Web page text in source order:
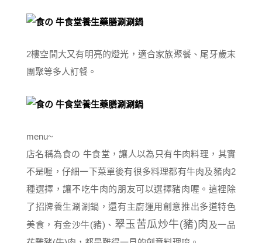
2樓空間大又有明亮的燈光，適合家族聚餐、尾牙歲末
團聚等多人訂餐。
menu~
店名稱為食の 牛食堂，讓人以為只有牛肉料理，其實
不是喔，仔細一下菜單後有很多料理都有牛肉及豬肉2
種選擇，讓不吃牛肉的朋友可以選擇豬肉喔。這裡除
了招牌養生涮涮鍋，還有主廚運用創意推出多道特色
美食，有金沙牛(豬)、 翠玉苦瓜炒牛(豬)肉及一品